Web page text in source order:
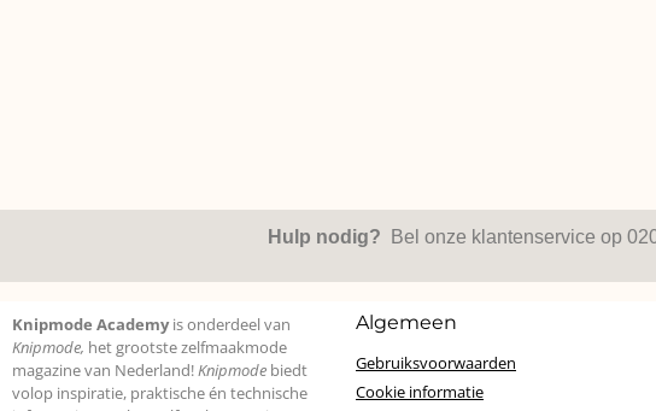
Hulp nodig? Bel onze klantenservice op
Knipmode Academyis onderdeel van
Knipmode, het grootste zelfmaakmode
magazine van Nederland!Knipmode biedt
volop inspiratie, praktische én technische
Algemeen
Gebruiksvoorwaarden
Cookie informatie